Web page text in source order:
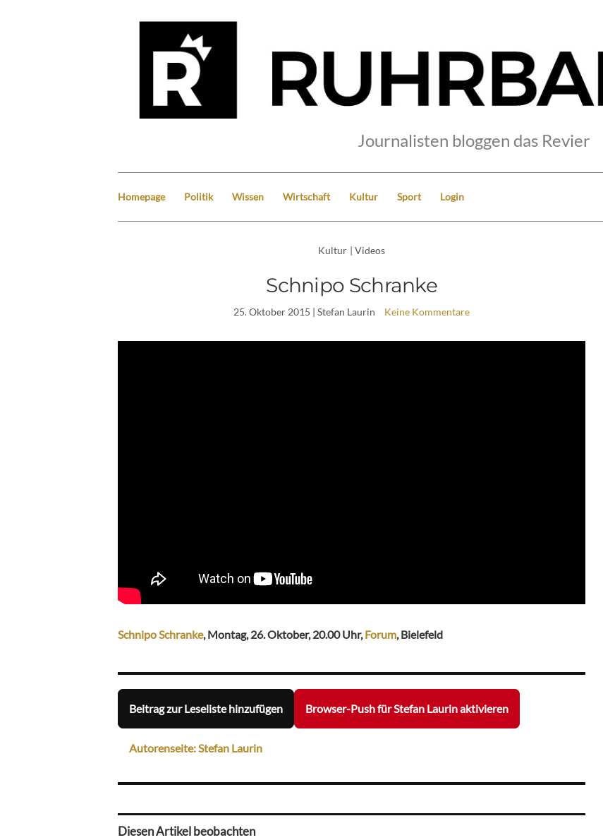
Journalisten bloggen das Revier
Homepage Politik Wissen Wirtschaft Kultur Sport Login
Kultur | Videos
Schnipo Schranke
25. Oktober 2015 | Stefan Laurin Keine Kommentare
Schnipo Schranke, Montag, 26. Oktober, 20.00 Uhr,Forum, Bielefeld
Beitrag zur Leseliste hinzufügen Browser-Push für Stefan Laurin aktivieren
Autorenseite: Stefan Laurin
Diesen Artikel beobachten